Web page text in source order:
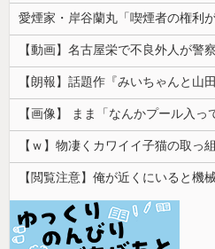
【ｗ】物凄くカワイイ子猫の取っ
【閲覧注意】俺が近くにいると機